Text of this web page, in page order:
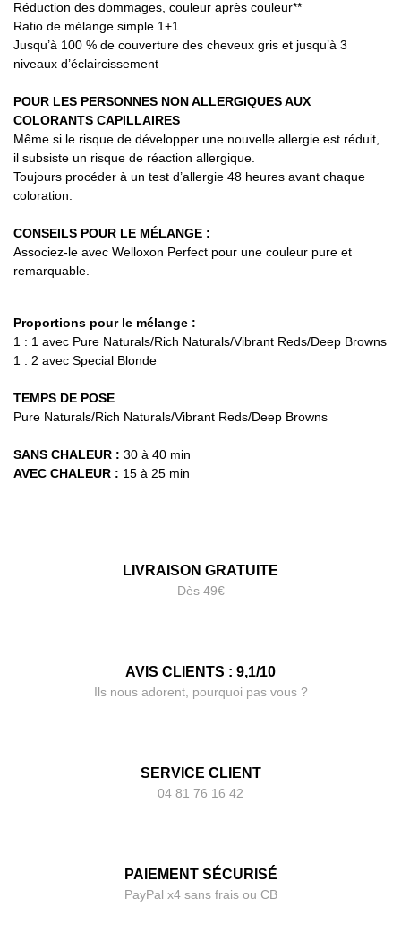
Réduction des dommages, couleur après couleur**
Ratio de mélange simple 1+1
Jusqu’à 100 % de couverture des cheveux gris et jusqu’à 3
niveaux d’éclaircissement
POUR LES PERSONNES NON ALLERGIQUES AUX
COLORANTS CAPILLAIRES
Même si le risque de développer une nouvelle allergie est réduit,
il subsiste un risque de réaction allergique.
Toujours procéder à un test d’allergie 48 heures avant chaque
coloration.
CONSEILS POUR LE MÉLANGE :
Associez-le avec Welloxon Perfect pour une couleur pure et
remarquable.
Proportions pour le mélange :
1 : 1 avec Pure Naturals/Rich Naturals/Vibrant Reds/Deep Browns
1 : 2 avec Special Blonde
TEMPS DE POSE
Pure Naturals/Rich Naturals/Vibrant Reds/Deep Browns
SANS CHALEUR : 30 à 40 min
AVEC CHALEUR : 15 à 25 min
LIVRAISON GRATUITE
Dès 49€
AVIS CLIENTS : 9,1/10
Ils nous adorent, pourquoi pas vous ?
SERVICE CLIENT
04 81 76 16 42
PAIEMENT SÉCURISÉ
PayPal x4 sans frais ou CB